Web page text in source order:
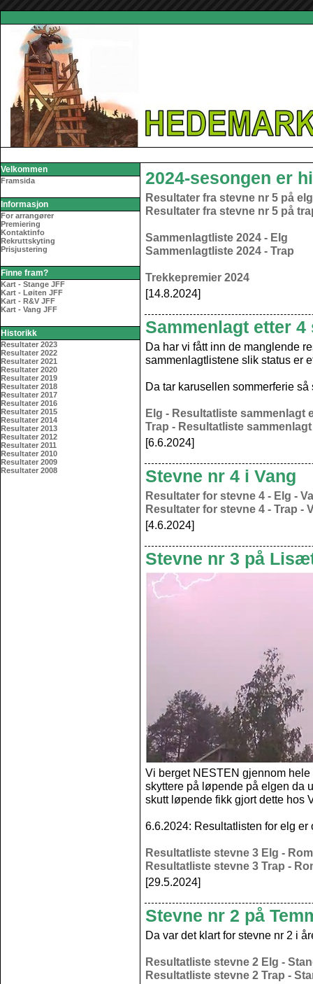
Velkommen
Framsida
Informasjon
For arrangører
Premiering
Kontaktinfo
Rekruttskyting
Prisjustering
Finne fram?
Kart - Stange JFF
Kart - Løiten JFF
Kart - R&V JFF
Kart - Vang JFF
Historikk
Resultater 2023
Resultater 2022
Resultater 2021
Resultater 2020
Resultater 2019
Resultater 2018
Resultater 2017
Resultater 2016
Resultater 2015
Resultater 2014
Resultater 2013
Resultater 2012
Resultater 2011
Resultater 2010
Resultater 2009
Resultater 2008
2024-sesongen er
Resultater fra stevne nr 5 på
Resultater fra stevne nr 5 på
Sammenlagtliste 2024 - Elg
Sammenlagtliste 2024 - Trap
Trekkepremier 2024
[14.8.2024]
Sammenlagt etter 4
Da har vi fått inn de manglende
sammenlagtlistene slik status er
Da tar karusellen sommerferie
Elg - Resultatliste sammenlagt
Trap - Resultatliste
[6.6.2024]
Stevne nr 4 i Vang
Resultater for stevne 4 - Elg -
Resultater for stevne 4 - Trap -
[4.6.2024]
Stevne nr 3 på
Vi berget NESTEN gjennom
skyttere på løpende på elgen da
skutt løpende fikk gjort dette hos
6.6.2024: Resultatlisten for elg
Resultatliste stevne 3 Elg -
Resultatliste stevne 3 Trap -
[29.5.2024]
Stevne nr 2 på
Da var det klart for stevne nr 2 i
Resultatliste stevne 2 Elg -
Resultatliste stevne 2 Trap -